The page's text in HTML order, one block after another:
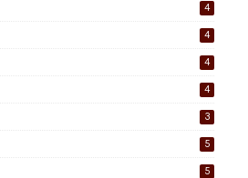
4
4
4
4
3
5
5